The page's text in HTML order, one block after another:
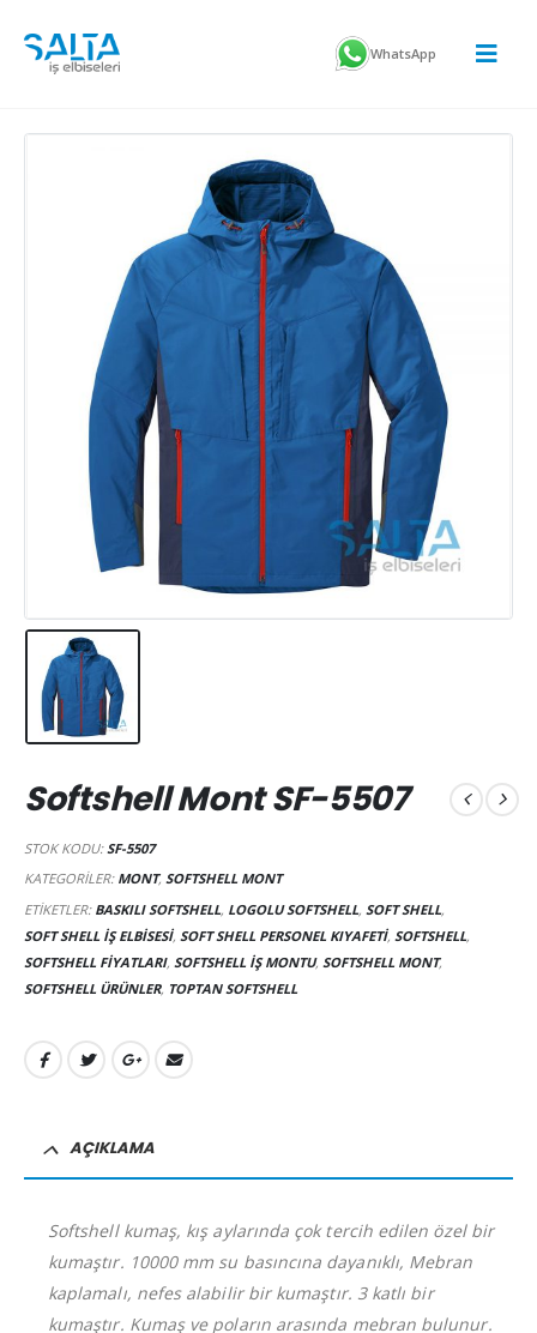
WhatsApp
Softshell Mont SF-5507
STOK KODU:SF-5507
KATEGORILER: MONT, SOFTSHELL MONT
ETIKETLER: BASKILI SOFTSHELL, LOGOLU SOFTSHELL, SOFT SHELL,
SOFT SHELL IŞ ELBISESI, SOFT SHELL PERSONEL KIYAFETI, SOFTSHELL,
SOFTSHELL FIYATLARI, SOFTSHELL IŞ MONTU, SOFTSHELL MONT,
SOFTSHELL ÜRÜNLER, TOPTAN SOFTSHELL
AÇIKLAMA
Softshell kumaş, kış aylarında çok tercih edilen özel bir
kumaştır. 10000 mm su basıncına dayanıklı, Mebran
kaplamalı, nefes alabilir bir kumaştır. 3 katlı bir
kumaştır. Kumaş ve poların arasında mebran bulunur.